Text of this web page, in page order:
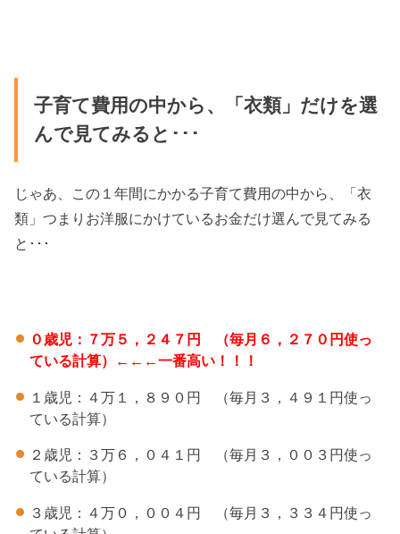
子育て費用の中から、「衣類」だけを選
んで見てみると･･･
じゃあ、この１年間にかかる子育て費用の中から、「衣
類」つまりお洋服にかけているお金だけ選んで見てみる
と･･･
０歳児：７万５，２４７円 （毎月６，２７０円使っ
ている計算）←←←一番高い！！！
１歳児：４万１，８９０円 （毎月３，４９１円使っ
ている計算）
２歳児：３万６，０４１円 （毎月３，００３円使っ
ている計算）
３歳児：４万０，００４円 （毎月３，３３４円使っ